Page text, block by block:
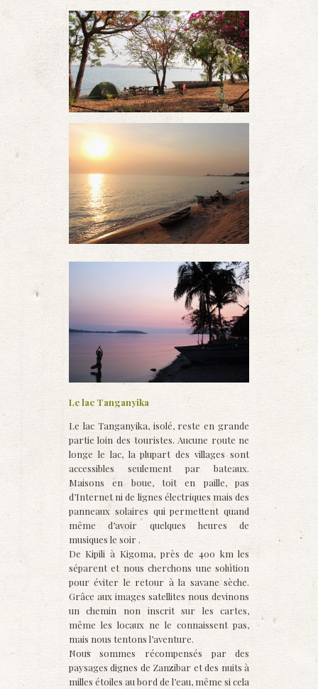
Le lac Tanganyika
Le lac Tanganyika, isolé, reste en grande
partie loin des touristes. Aucune route ne
longe le lac, la plupart des villages sont
accessibles seulement par bateaux.
Maisons en boue, toit en paille, pas
d’Internet ni de lignes électriques mais des
panneaux solaires qui permettent quand
même d’avoir quelques heures de
musiques le soir .
De Kipili à Kigoma, près de 400 km les
séparent et nous cherchons une solution
pour éviter le retour à la savane sèche.
Grâce aux images satellites nous devinons
un chemin non inscrit sur les cartes,
même les locaux ne le connaissent pas,
mais nous tentons l’aventure.
Nous sommes récompensés par des
paysages dignes de Zanzibar et des nuits à
milles étoiles au bord de l’eau, même si cela